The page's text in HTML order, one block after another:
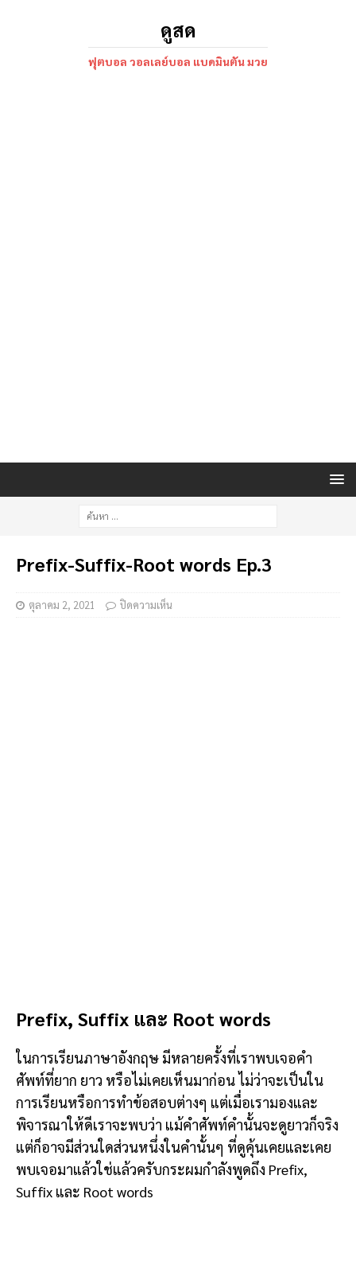
ดูสด
ฟุตบอล วอลเลย์บอล แบดมินตัน มวย
Prefix-Suffix-Root words Ep.3
ตุลาคม 2, 2021 ปิดความเห็น
Prefix, Suffix และ Root words
ในการเรียนภาษาอังกฤษ มีหลายครั้งที่เราพบเจอคำ
ศัพท์ที่ยาก ยาว หรือไม่เคยเห็นมาก่อน ไม่ว่าจะเป็นใน
การเรียนหรือการทำข้อสอบต่างๆ แต่เมื่อเรามองและ
พิจารณาให้ดีเราจะพบว่า แม้คำศัพท์คำนั้นจะดูยาวก็จริง
แต่ก็อาจมีส่วนใดส่วนหนึ่งในคำนั้นๆ ที่ดูคุ้นเคยและเคย
พบเจอมาแล้วใช่แล้วครับกระผมกำลังพูดถึง Prefix,
Suffix และ Root words